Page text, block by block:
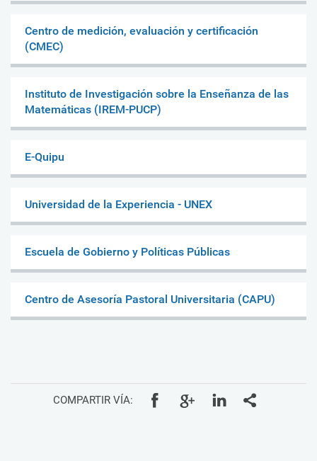
Centro de medición, evaluación y certificación
(CMEC)
Instituto de Investigación sobre la Enseñanza de las
Matemáticas (IREM-PUCP)
E-Quipu
Universidad de la Experiencia - UNEX
Escuela de Gobierno y Políticas Públicas
Centro de Asesoría Pastoral Universitaria (CAPU)
COMPARTIR VÍA: